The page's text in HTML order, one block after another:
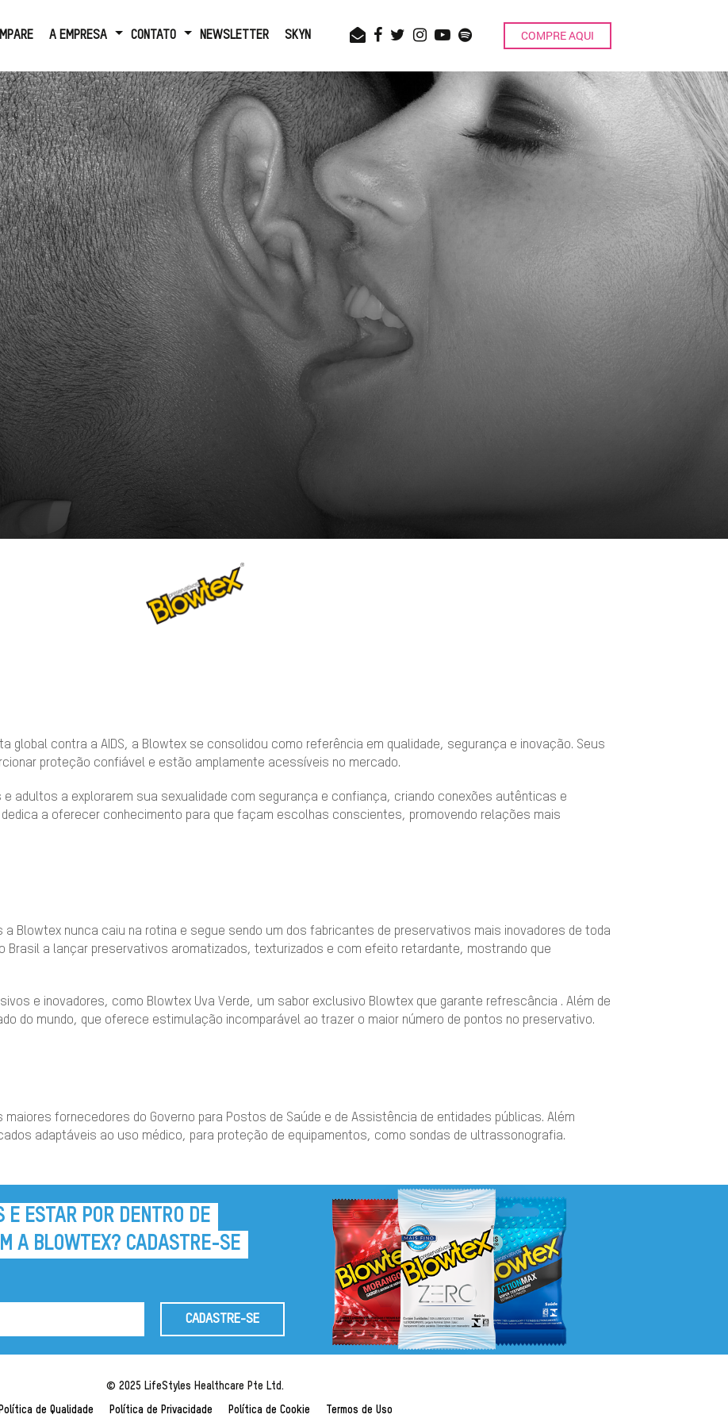
A EMPRESA CONTATO NEWSLETTER SKYN COMPRE AQUI
global contra a AIDS, a Blowtex se consolidou como referência em qualidade, segurança e inovação. Seus
proteção confiável e estão amplamente acessíveis no mercado.
adultos a explorarem sua sexualidade com segurança e confiança, criando conexões autênticas e
a oferecer conhecimento para que façam escolhas conscientes, promovendo relações mais
a Blowtex nunca caiu na rotina e segue sendo um dos fabricantes de preservativos mais inovadores de toda
Brasil a lançar preservativos aromatizados, texturizados e com efeito retardante, mostrando que
e inovadores, como Blowtex Uva Verde, um sabor exclusivo Blowtex que garante refrescância . Além de
do mundo, que oferece estimulação incomparável ao trazer o maior número de pontos no preservativo.
fornecedores do Governo para Postos de Saúde e de Assistência de entidades públicas. Além
adaptáveis ao uso médico, para proteção de equipamentos, como sondas de ultrassonografia.
E ESTAR POR DENTRO DE
A BLOWTEX? CADASTRE-SE
CADASTRE-SE
© 2025 LifeStyles Healthcare Pte Ltd.
Política de Qualidade Política de Privacidade Política de Cookie Termos de Uso